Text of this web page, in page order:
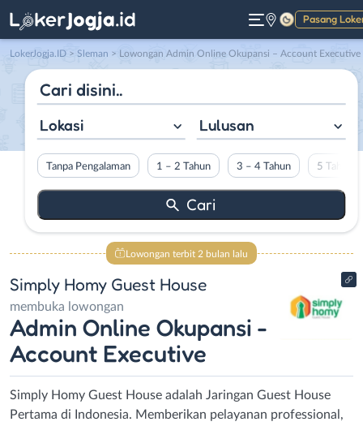
Pasang
Gelap
LokerJogja.ID > Sleman > Lowongan Admin Online Okupansi – Account Executive di Simply Homy Guest House
Lokasi Lulusan
Tanpa Pengalaman 1 – 2 Tahun 3 – 4 Tahun 5 Tahun
Lowongan terbit 2 bulan lalu
Simply Homy Guest House
membuka lowongan
Admin Online Okupansi -
Account Executive
Simply Homy Guest House adalah Jaringan Guest House
Pertama di Indonesia. Memberikan pelayanan professional,